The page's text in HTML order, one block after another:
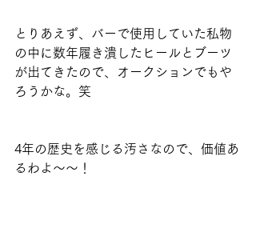
とりあえず、バーで使用していた私物
の中に数年履き潰したヒールとブーツ
が出てきたので、オークションでもや
ろうかな。笑
4年の歴史を感じる汚さなので、価値あ
るわよ〜〜！